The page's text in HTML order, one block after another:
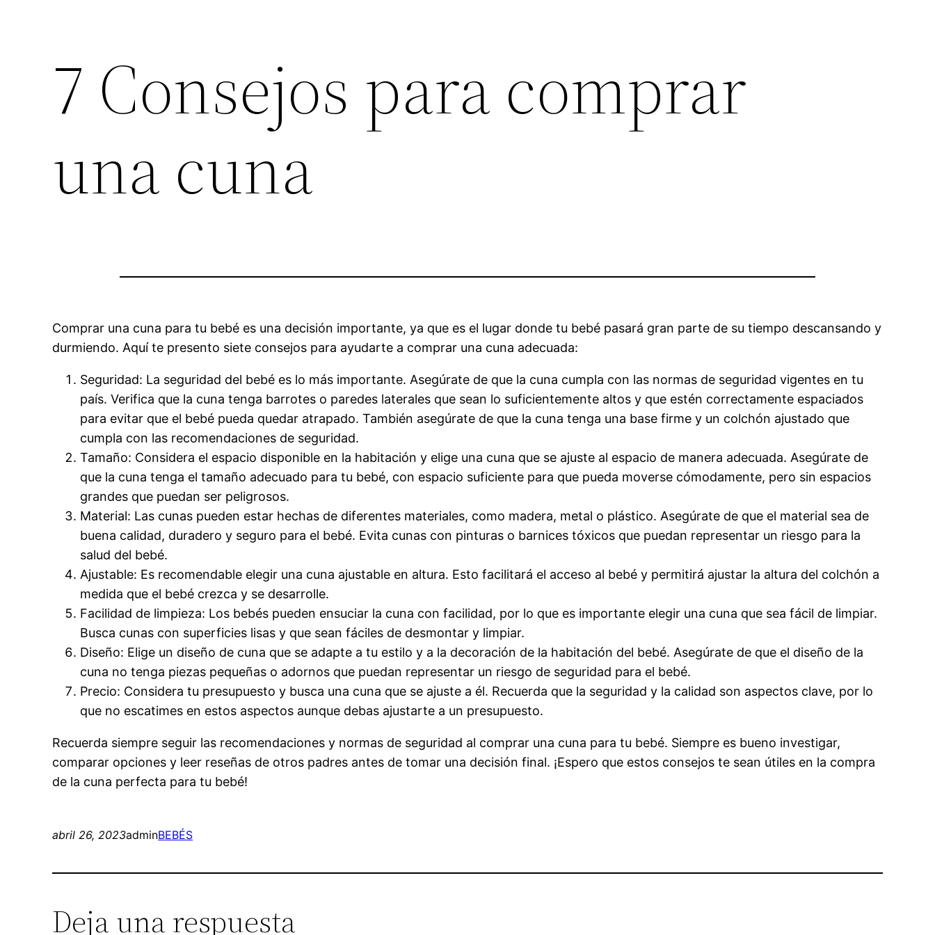
7 Consejos para comprar
una cuna
Comprar una cuna para tu bebé es una decisión importante, ya que es el lugar donde tu bebé pasará gran parte de su tiempo descansando y
durmiendo. Aquí te presento siete consejos para ayudarte a comprar una cuna adecuada:
Seguridad: La seguridad del bebé es lo más importante. Asegúrate de que la cuna cumpla con las normas de seguridad vigentes en tu
país. Verifica que la cuna tenga barrotes o paredes laterales que sean lo suficientemente altos y que estén correctamente espaciados
para evitar que el bebé pueda quedar atrapado. También asegúrate de que la cuna tenga una base firme y un colchón ajustado que
cumpla con las recomendaciones de seguridad.
Tamaño: Considera el espacio disponible en la habitación y elige una cuna que se ajuste al espacio de manera adecuada. Asegúrate de
que la cuna tenga el tamaño adecuado para tu bebé, con espacio suficiente para que pueda moverse cómodamente, pero sin espacios
grandes que puedan ser peligrosos.
Material: Las cunas pueden estar hechas de diferentes materiales, como madera, metal o plástico. Asegúrate de que el material sea de
buena calidad, duradero y seguro para el bebé. Evita cunas con pinturas o barnices tóxicos que puedan representar un riesgo para la
salud del bebé.
Ajustable: Es recomendable elegir una cuna ajustable en altura. Esto facilitará el acceso al bebé y permitirá ajustar la altura del colchón a
medida que el bebé crezca y se desarrolle.
Facilidad de limpieza: Los bebés pueden ensuciar la cuna con facilidad, por lo que es importante elegir una cuna que sea fácil de limpiar.
Busca cunas con superficies lisas y que sean fáciles de desmontar y limpiar.
Diseño: Elige un diseño de cuna que se adapte a tu estilo y a la decoración de la habitación del bebé. Asegúrate de que el diseño de la
cuna no tenga piezas pequeñas o adornos que puedan representar un riesgo de seguridad para el bebé.
Precio: Considera tu presupuesto y busca una cuna que se ajuste a él. Recuerda que la seguridad y la calidad son aspectos clave, por lo
que no escatimes en estos aspectos aunque debas ajustarte a un presupuesto.
Recuerda siempre seguir las recomendaciones y normas de seguridad al comprar una cuna para tu bebé. Siempre es bueno investigar,
comparar opciones y leer reseñas de otros padres antes de tomar una decisión final. ¡Espero que estos consejos te sean útiles en la compra
de la cuna perfecta para tu bebé!
abril 26, 2023adminBEBÉS
Deja una respuesta